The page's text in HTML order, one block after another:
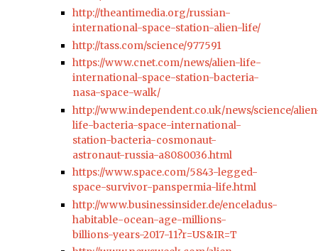
http://theantimedia.org/russian-
international-space-station-alien-life/
http://tass.com/science/977591
https://www.cnet.com/news/alien-life-
international-space-station-bacteria-
nasa-space-walk/
http://www.independent.co.uk/news/science/
life-bacteria-space-international-
station-bacteria-cosmonaut-
astronaut-russia-a8080036.html
https://www.space.com/5843-legged-
space-survivor-panspermia-life.html
http://www.businessinsider.de/enceladus-
habitable-ocean-age-millions-
billions-years-2017-11?r=US&IR=T